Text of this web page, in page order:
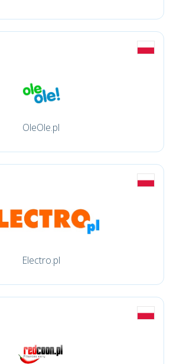
OleOle.pl
Electro.pl